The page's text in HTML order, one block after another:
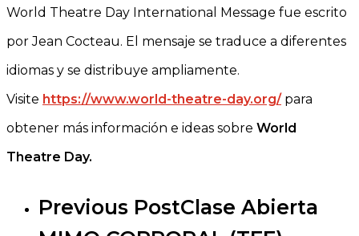
World Theatre Day International Message fue escrito
por Jean Cocteau. El mensaje se traduce a diferentes
idiomas y se distribuye ampliamente.
Visite https://www.world-theatre-day.org/ para
obtener más información e ideas sobre World
Theatre Day.
Previous PostClase Abierta